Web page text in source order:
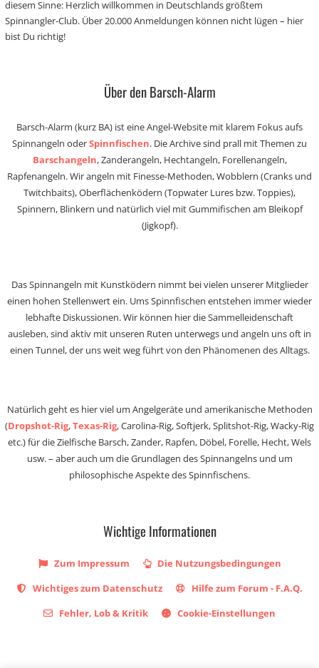
diesem Sinne: Herzlich willkommen in Deutschlands größtem
Spinnangler-Club. Über 20.000 Anmeldungen können nicht lügen – hier
bist Du richtig!
Über den Barsch-Alarm
Barsch-Alarm (kurz BA) ist eine Angel-Website mit klarem Fokus aufs
Spinnangeln oderSpinnfischen. Die Archive sind prall mit Themen zu
Barschangeln, Zanderangeln, Hechtangeln, Forellenangeln,
Rapfenangeln. Wir angeln mit Finesse-Methoden, Wobblern (Cranks und
Twitchbaits), Oberflächenködern (Topwater Lures bzw. Toppies),
Spinnern, Blinkern und natürlich viel mit Gummifischen am Bleikopf
(Jigkopf).
Das Spinnangeln mit Kunstködern nimmt bei vielen unserer Mitglieder
einen hohen Stellenwert ein. Ums Spinnfischen entstehen immer wieder
lebhafte Diskussionen. Wir können hier die Sammelleidenschaft
ausleben, sind aktiv mit unseren Ruten unterwegs und angeln uns oft in
einen Tunnel, der uns weit weg führt von den Phänomenen des Alltags.
Natürlich geht es hier viel um Angelgeräte und amerikanische Methoden
(Dropshot-Rig,Texas-Rig, Carolina-Rig, Softjerk, Splitshot-Rig, Wacky-Rig
etc.) für die Zielfische Barsch, Zander, Rapfen, Döbel, Forelle, Hecht, Wels
usw. – aber auch um die Grundlagen des Spinnangelns und um
philosophische Aspekte des Spinnfischens.
Wichtige Informationen
Zum Impressum
Die Nutzungsbedingungen
Wichtiges zum Datenschutz
Hilfe zum Forum - F.A.Q.
Fehler, Lob & Kritik
Cookie-Einstellungen